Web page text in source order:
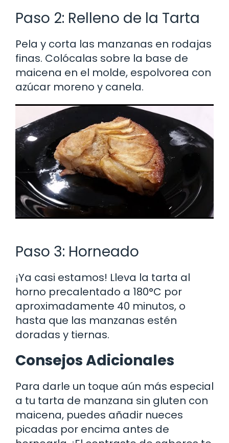
Paso 2: Relleno de la Tarta
Pela y corta las manzanas en rodajas
finas. Colócalas sobre la base de
maicena en el molde, espolvorea con
azúcar moreno y canela.
Paso 3: Horneado
¡Ya casi estamos! Lleva la tarta al
horno precalentado a 180°C por
aproximadamente 40 minutos, o
hasta que las manzanas estén
doradas y tiernas.
Consejos Adicionales
Para darle un toque aún más especial
a tu tarta de manzana sin gluten con
maicena, puedes añadir nueces
picadas por encima antes de